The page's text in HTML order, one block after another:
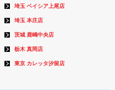
埼玉 ベイシア上尾店
埼玉 本庄店
茨城 鹿嶋中央店
栃木 真岡店
東京 カレッタ汐留店